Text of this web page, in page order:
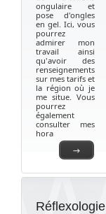
→
ongulaire et
pose d'ongles
en gel. Ici, vous
pourrez
admirer mon
travail ainsi
qu'avoir des
renseignements
sur mes tarifs et
la région où je
me situe. Vous
pourrez
également
consulter mes
hora
Réflexologie